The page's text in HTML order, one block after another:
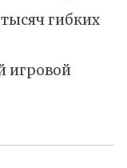
гибких
игровой